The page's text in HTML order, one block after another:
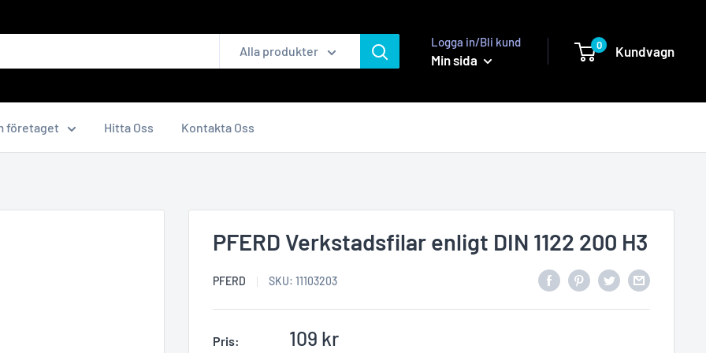
Alla produkter
Logga in/Bli kund
Min sida
0 Kundvagn
företaget Hitta Oss Kontakta Oss
PFERD Verkstadsfilar enligt DIN 1122 200 H3
PFERD SKU: 11103203
Pris: Reapris
109 kr